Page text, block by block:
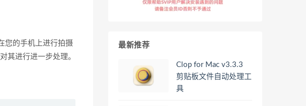
您的手机上进行拍摄
其进行进一步处理。
最新推荐
Clop for Mac v3.3.3
剪贴板文件自动处理工
具